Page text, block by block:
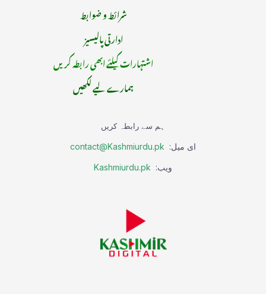
شرائط و ضوابط
ادارتی پالیسیز
اشتہارات کیلئے ابھی رابطہ کریں
ہمارے لیے لکھیں
ہم سے رابطہ کریں
ای میل: contact@Kashmiurdu.pk
ویب: Kashmiurdu.pk